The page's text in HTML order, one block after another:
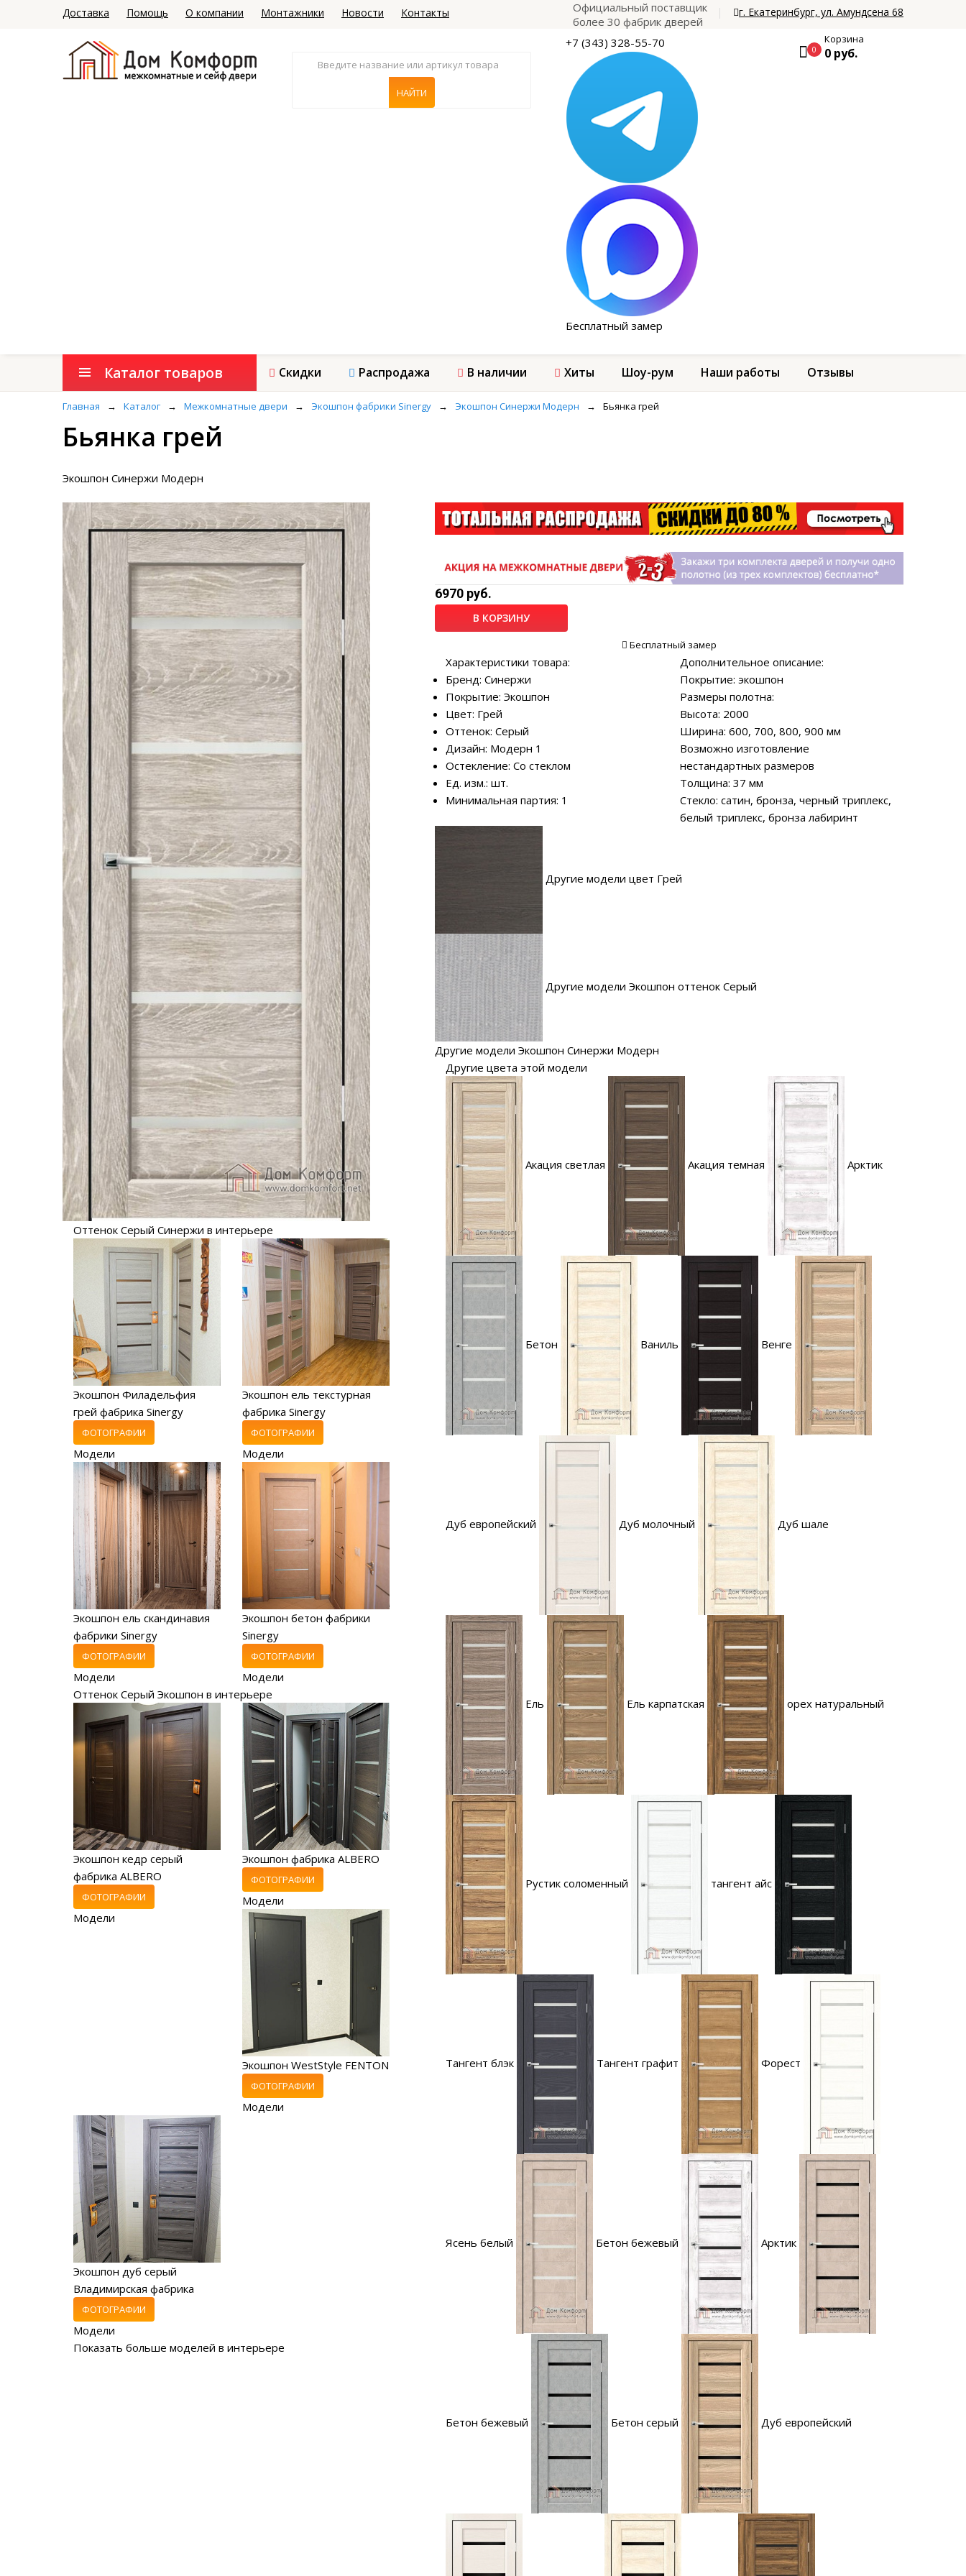
Доставка Помощь О компании Монтажники Новости Контакты
Официальный поставщик
более 30 фабрик дверей
г. Екатеринбург, ул. Амундсена 68
+7 (343) 328-55-70
Бесплатный замер
0
Корзина
0 руб.
Каталог товаров Скидки Распродажа В наличии Хиты Шоу-рум Наши работы Отзывы
Главная → Каталог → Межкомнатные двери → Экошпон фабрики Sinergy → Экошпон Синержи Модерн → Бьянка грей
Бьянка грей
Экошпон Синержи Модерн
Оттенок Серый Синержи в интерьере
Экошпон Филадельфия
грей фабрика Sinergy
ФОТОГРАФИИ
Модели
Экошпон ель текстурная
фабрика Sinergy
ФОТОГРАФИИ
Модели
Экошпон ель скандинавия
фабрики Sinergy
ФОТОГРАФИИ
Модели
Экошпон бетон фабрики
Sinergy
ФОТОГРАФИИ
Модели
Оттенок Серый Экошпон в интерьере
Экошпон кедр серый
фабрика ALBERO
ФОТОГРАФИИ
Модели
Экошпон фабрика ALBERO
ФОТОГРАФИИ
Модели
Экошпон WestStyle FENTON
ФОТОГРАФИИ
Модели
Экошпон дуб серый
Владимирская фабрика
ФОТОГРАФИИ
Модели
Показать больше моделей в интерьере
6970 руб.
В КОРЗИНУ
Бесплатный замер
Характеристики товара:
Бренд: Синержи
Покрытие: Экошпон
Цвет: Грей
Оттенок: Серый
Дизайн: Модерн 1
Остекление: Со стеклом
Ед. изм.: шт.
Минимальная партия: 1
Дополнительное описание:
Покрытие: экошпон
Размеры полотна:
Высота: 2000
Ширина: 600, 700, 800, 900 мм
Возможно изготовление
нестандартных размеров
Толщина: 37 мм
Стекло: сатин, бронза, черный триплекс,
белый триплекс, бронза лабиринт
Другие модели цвет Грей
Другие модели Экошпон оттенок Серый
Другие модели Экошпон Синержи Модерн
Другие цвета этой модели
Акация светлая Акация темная Арктик
Бетон Ваниль Венге
Дуб европейский Дуб молочный Дуб шале
Ель Ель карпатская орех натуральный
Рустик соломенный тангент айс
Тангент блэк Тангент графит Форест
Ясень белый Бетон бежевый Арктик
Бетон бежевый Бетон серый Дуб европейский